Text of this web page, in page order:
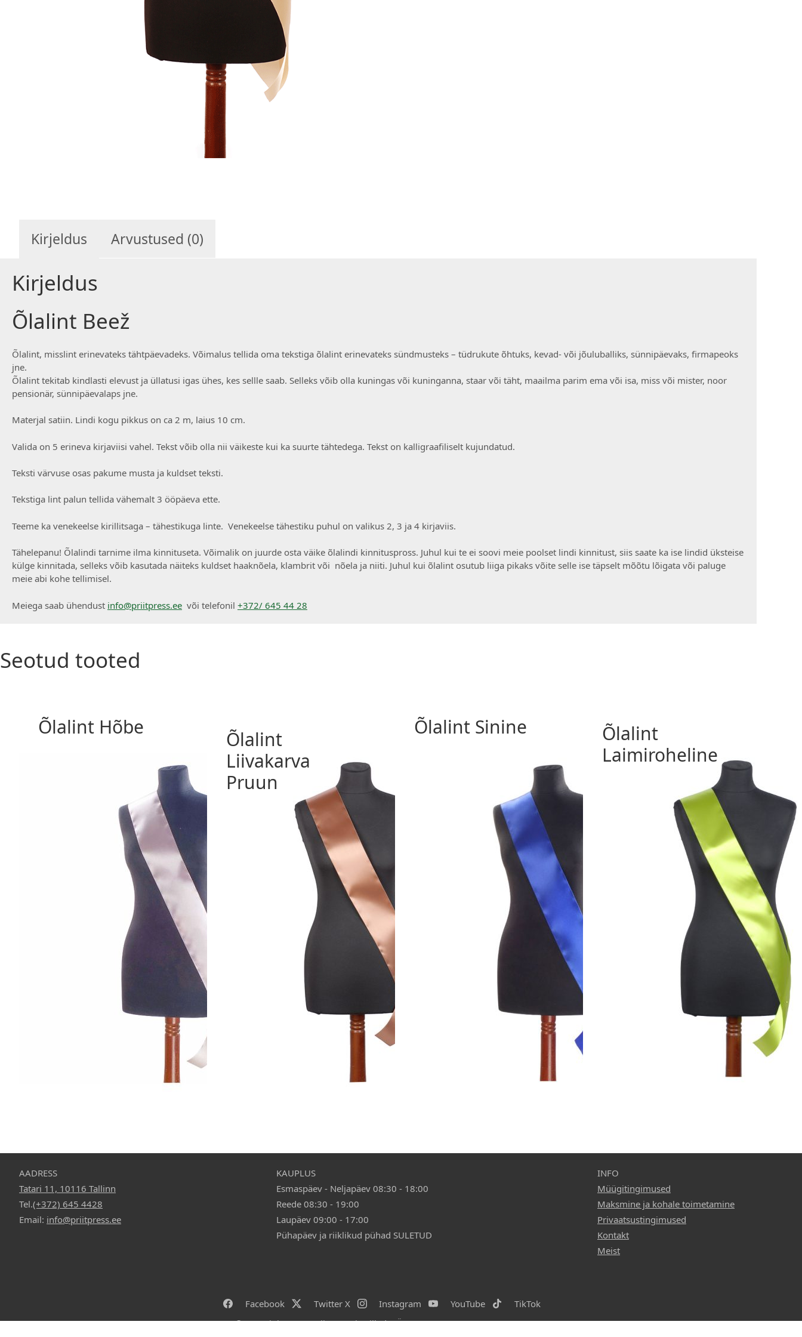
Kirjeldus Arvustused (0)
Kirjeldus
Õlalint Beež
Õlalint, misslint erinevateks tähtpäevadeks. Võimalus tellida oma tekstiga õlalint erinevateks sündmusteks – tüdrukute õhtuks, kevad- või jõuluballiks, sünnipäevaks, firmapeoks
jne.
Õlalint tekitab kindlasti elevust ja üllatusi igas ühes, kes sellle saab. Selleks võib olla kuningas või kuninganna, staar või täht, maailma parim ema või isa, miss või mister, noor
pensionär, sünnipäevalaps jne.
Materjal satiin. Lindi kogu pikkus on ca 2 m, laius 10 cm.
Valida on 5 erineva kirjaviisi vahel. Tekst võib olla nii väikeste kui ka suurte tähtedega. Tekst on kalligraafiliselt kujundatud.
Teksti värvuse osas pakume musta ja kuldset teksti.
Tekstiga lint palun tellida vähemalt 3 ööpäeva ette.
Teeme ka venekeelse kirillitsaga – tähestikuga linte. Venekeelse tähestiku puhul on valikus 2, 3 ja 4 kirjaviis.
Tähelepanu! Õlalindi tarnime ilma kinnituseta. Võimalik on juurde osta väike õlalindi kinnituspross. Juhul kui te ei soovi meie poolset lindi kinnitust, siis saate ka ise lindid üksteise
külge kinnitada, selleks võib kasutada näiteks kuldset haaknõela, klambrit või nõela ja niiti. Juhul kui õlalint osutub liiga pikaks võite selle ise täpselt mõõtu lõigata või paluge
meie abi kohe tellimisel.
Meiega saab ühendust info@priitpress.ee või telefonil +372/ 645 44 28
Seotud tooted
Õlalint Hõbe
Õlalint
Liivakarva
Pruun
Õlalint Sinine
Õlalint
Laimiroheline
AADRESS
Tatari 11, 10116 Tallinn
Tel.(+372) 645 4428
Email: info@priitpress.ee
KAUPLUS
Esmaspäev - Neljapäev 08:30 - 18:00
Reede 08:30 - 19:00
Laupäev 09:00 - 17:00
Pühapäev ja riiklikud pühad SULETUD
INFO
Müügitingimused
Maksmine ja kohale toimetamine
Privaatsustingimused
Kontakt
Meist
Facebook Twitter X Instagram YouTube
TikTok
© Copyright 2026 Priit Press ja Lilled OÜ